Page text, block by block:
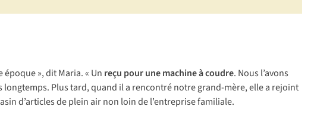
», dit Maria. « Un reçu pour une machine à coudre. Nous l’avons
Plus tard, quand il a rencontré notre grand-mère, elle a rejoint
d’articles de plein air non loin de l’entreprise familiale.